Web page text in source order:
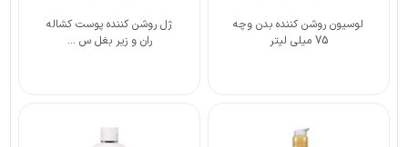
لوسیون روشن کننده بدن وچه
75 میلی لیتر
ژل روشن کننده پوست کشاله
ران و زیر بغل س ...